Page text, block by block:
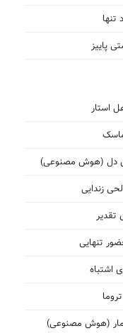
پاییز
استار
دل (هوش مصنوعی)
زندایی
تقدیر
تنهایی
اشتباه
(هوش مصنوعی)